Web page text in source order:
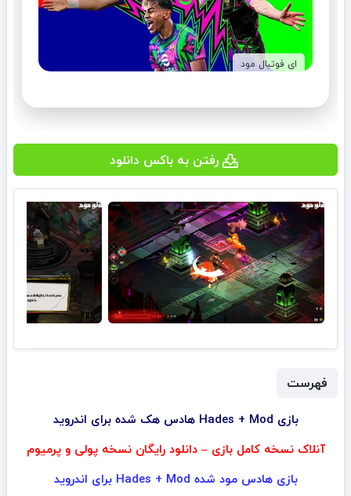
ای فوتبال مود
رفتن به باکس دانلود
فهرست
بازی Hades + Mod هادس هک شده برای اندروید
آنلاک نسخه کامل بازی – دانلود رایگان نسخه پولی و پرمیوم
بازی هادس مود شده Hades + Mod برای اندروید